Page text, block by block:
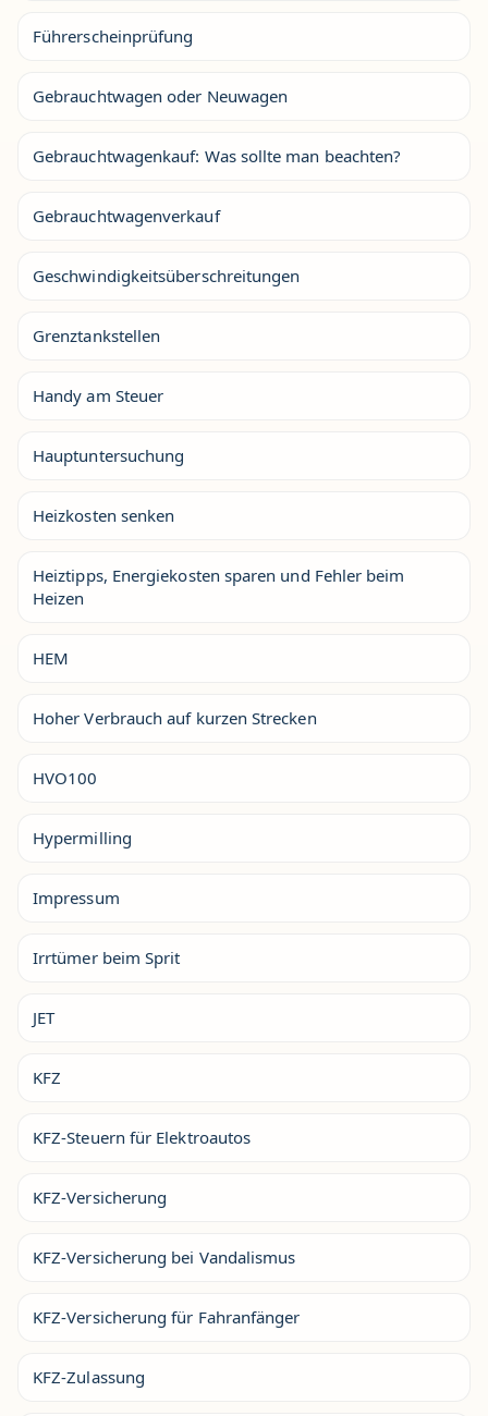
Führerscheinprüfung
Gebrauchtwagen oder Neuwagen
Gebrauchtwagenkauf: Was sollte man beachten?
Gebrauchtwagenverkauf
Geschwindigkeitsüberschreitungen
Grenztankstellen
Handy am Steuer
Hauptuntersuchung
Heizkosten senken
Heiztipps, Energiekosten sparen und Fehler beim
Heizen
HEM
Hoher Verbrauch auf kurzen Strecken
HVO100
Hypermilling
Impressum
Irrtümer beim Sprit
JET
KFZ
KFZ-Steuern für Elektroautos
KFZ-Versicherung
KFZ-Versicherung bei Vandalismus
KFZ-Versicherung für Fahranfänger
KFZ-Zulassung